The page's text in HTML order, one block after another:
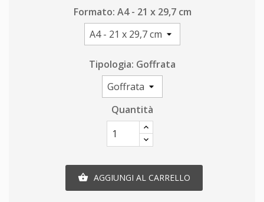
Formato: A4 - 21 x 29,7 cm
Tipologia: Goffrata
Quantità
 AGGIUNGI AL CARRELLO